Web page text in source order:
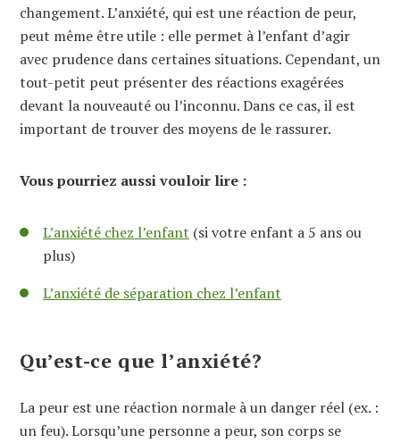
changement. L’anxiété, qui est une réaction de peur,
peut même être utile : elle permet à l’enfant d’agir
avec prudence dans certaines situations. Cependant, un
tout-petit peut présenter des réactions exagérées
devant la nouveauté ou l’inconnu. Dans ce cas, il est
important de trouver des moyens de le rassurer.
Vous pourriez aussi vouloir lire :
L’anxiété chez l’enfant (si votre enfant a 5 ans ou
plus)
L’anxiété de séparation chez l’enfant
Qu’est-ce que l’anxiété?
La peur est une réaction normale à un danger réel (ex. :
un feu). Lorsqu’une personne a peur, son corps se